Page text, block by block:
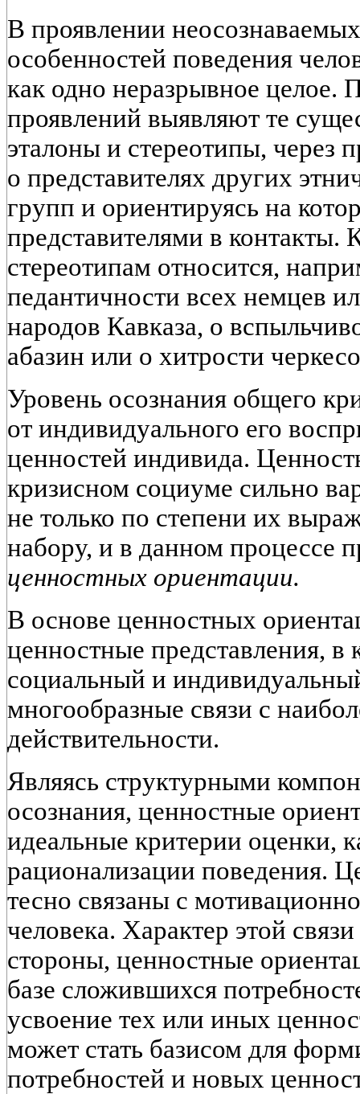
В проявлении
особенностей поведения
как одно неразрывное целое.
проявлений выявляют те
эталоны и стереотипы, через
о представителях других
групп и ориентируясь на
представителями в контакты.
стереотипам относится,
педантичности всех немцев
народов Кавказа, о
абазин или о хитрости
Уровень осознания общего
от индивидуального его
ценностей индивида.
кризисном социуме сильно
не только по степени их
набору, и в данном процессе
ценностных ориентации.
В основе ценностных
ценностные представления, в
социальный и
многообразные связи с
действительности.
Являясь структурными
осознания, ценностные
идеальные критерии оценки,
рационализации поведения.
тесно связаны с
человека. Характер этой
стороны, ценностные
базе сложившихся
усвоение тех или иных
может стать базисом для
потребностей и новых